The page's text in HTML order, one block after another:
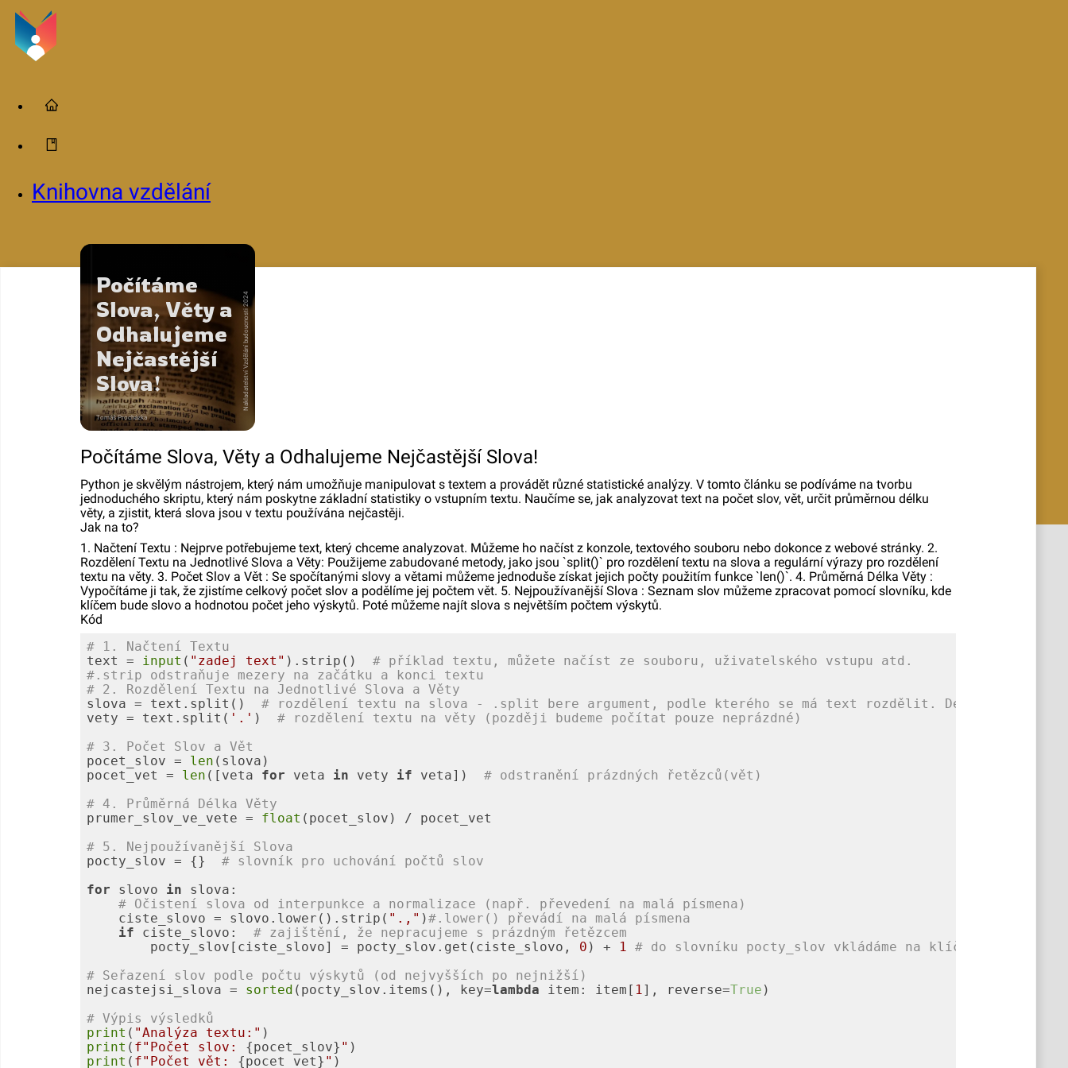
Knihovna vzdělání
Počítáme
Slova, Věty a
Odhalujeme
Nejčastější
Slova!
Nakladatelství
Vzdělání budoucnosti
2024
Tomáš Procházka
Počítáme Slova, Věty a Odhalujeme Nejčastější Slova!
Python je skvělým nástrojem, který nám umožňuje manipulovat s textem a provádět různé statistické analýzy. V tomto článku se podíváme na tvorbu
jednoduchého skriptu, který nám poskytne základní statistiky o vstupním textu. Naučíme se, jak analyzovat text na počet slov, vět, určit průměrnou délku
věty, a zjistit, která slova jsou v textu používána nejčastěji.
Jak na to?
1. Načtení Textu : Nejprve potřebujeme text, který chceme analyzovat. Můžeme ho načíst z konzole, textového souboru nebo dokonce z webové stránky. 2.
Rozdělení Textu na Jednotlivé Slova a Věty: Použijeme zabudované metody, jako jsou `split()` pro rozdělení textu na slova a regulární výrazy pro rozdělení
textu na věty. 3. Počet Slov a Vět : Se spočítanými slovy a větami můžeme jednoduše získat jejich počty použitím funkce `len()`. 4. Průměrná Délka Věty :
Vypočítáme ji tak, že zjistíme celkový počet slov a podělíme jej počtem vět. 5. Nejpoužívanější Slova : Seznam slov můžeme zpracovat pomocí slovníku, kde
klíčem bude slovo a hodnotou počet jeho výskytů. Poté můžeme najít slova s největším počtem výskytů.
Kód
# 1. Načtení Textu
text =
input ( "zadej text" ).strip() # příklad textu, můžete načíst ze souboru, uživatelského vstupu atd.
#.strip odstraňuje mezery na začátku a konci textu
# 2. Rozdělení Textu na Jednotlivé Slova a Věty
slova = text.split() # rozdělení textu na slova - .split bere argument, podle kterého se má text rozdělit. Defaultní
vety = text.split( '.' ) # rozdělení textu na věty (později budeme počítat pouze neprázdné)
# 3. Počet Slov a Vět
pocet_slov = len
pocet_vet = len ([veta for veta in vety if veta]) # odstranění prázdných řetězců(vět)
# 4. Průměrná Délka Věty
prumer_slov_ve_vete = float
# 5. Nejpoužívanější Slova
pocty_slov = {} # slovník pro uchování počtů slov
for slovo in
# Očistení slova od interpunkce a normalizace (např. převedení na malá písmena)
    ciste_slovo = slovo.lower().strip(
".," )#.lower() převádí na malá písmena
if ciste_slovo: # zajištění, že nepracujeme s prázdným řetězcem
        pocty_slov[ciste_slovo] = pocty_slov.get(ciste_slovo,
0 ) + 1
# do slovníku pocty_slov vkládáme na klíč
# Seřazení slov podle počtu výskytů (od nejvyšších po nejnižší)
nejcastejsi_slova = sorted (pocty_slov.items(), key=lambda item: item[ 1 ], reverse=True
# Výpis výsledků
print ( "Analýza textu:"
print ( f"Počet slov: {pocet_slov} "
print ( f"Počet vět: {pocet_vet} "